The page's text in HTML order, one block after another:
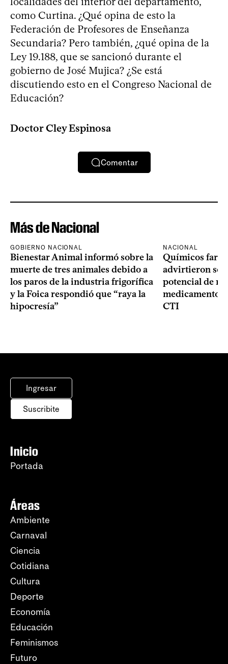
como Curtina. ¿Qué opina de esto la
Federación de Profesores de Enseñanza
Secundaria? Pero también, ¿qué opina de la
Ley 19.188, que se sancionó durante el
gobierno de José Mujica? ¿Se está
discutiendo esto en el Congreso Nacional de
Educación?
Doctor Cley Espinosa
Comentar
Más de Nacional
GOBIERNO NACIONAL
Bienestar Animal informó sobre la
muerte de tres animales debido a
los paros de la industria frigorífica
y la Foica respondió que “raya la
hipocresía”
NACIONAL
Químicos
advirtieron
potencial de
medicamentos
CTI
Ingresar
Suscribite
Inicio
Portada
Áreas
Ambiente
Carnaval
Ciencia
Cotidiana
Cultura
Deporte
Economía
Educación
Feminismos
Futuro